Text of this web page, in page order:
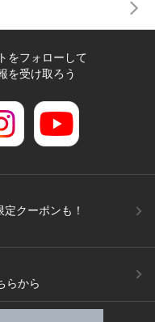
をフォローして
を受け取ろう
クーポンも！
らから